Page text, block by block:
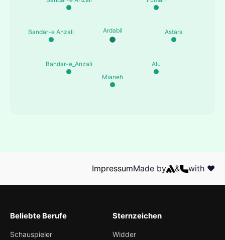
Ardabil Astara
Alu
Mianeh
Bandar-e_Anzali
Bandar-e Anzali
ImpressumMade by & with ❤️
Beliebte Berufe
Schauspieler
Sternzeichen
Widder